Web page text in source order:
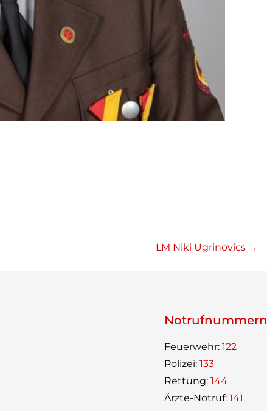
LM Niki Ugrinovics →
Not­ruf­num­mern
Feu­er­wehr: 122
Poli­zei: 133
Ret­tung: 144
Ärzte-Not­ruf: 141